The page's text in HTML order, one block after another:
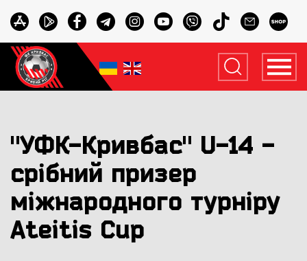
"УФК-Кривбас" U-14 -
срібний призер
міжнародного турніру
Ateitis Cup